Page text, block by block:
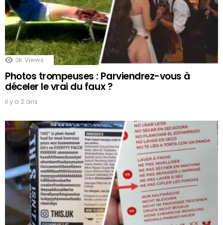
3k Views
Photos trompeuses : Parviendrez-vous à
déceler le vrai du faux ?
il y a 2 ans